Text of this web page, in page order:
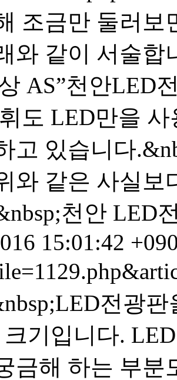
조금만 둘러보
와 같이 서술합
AS”천안LED
도 LED만을
고 있습니다
와 같은 사실보
천안 LED
15:01:42
전광
기입니다.
금해 하는 부분